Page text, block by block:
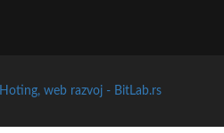
Hoting, web razvoj - BitLab.rs